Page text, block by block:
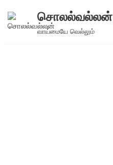
Skip
சொலல்வல்லன்
வாய்மையே வெல்லும்